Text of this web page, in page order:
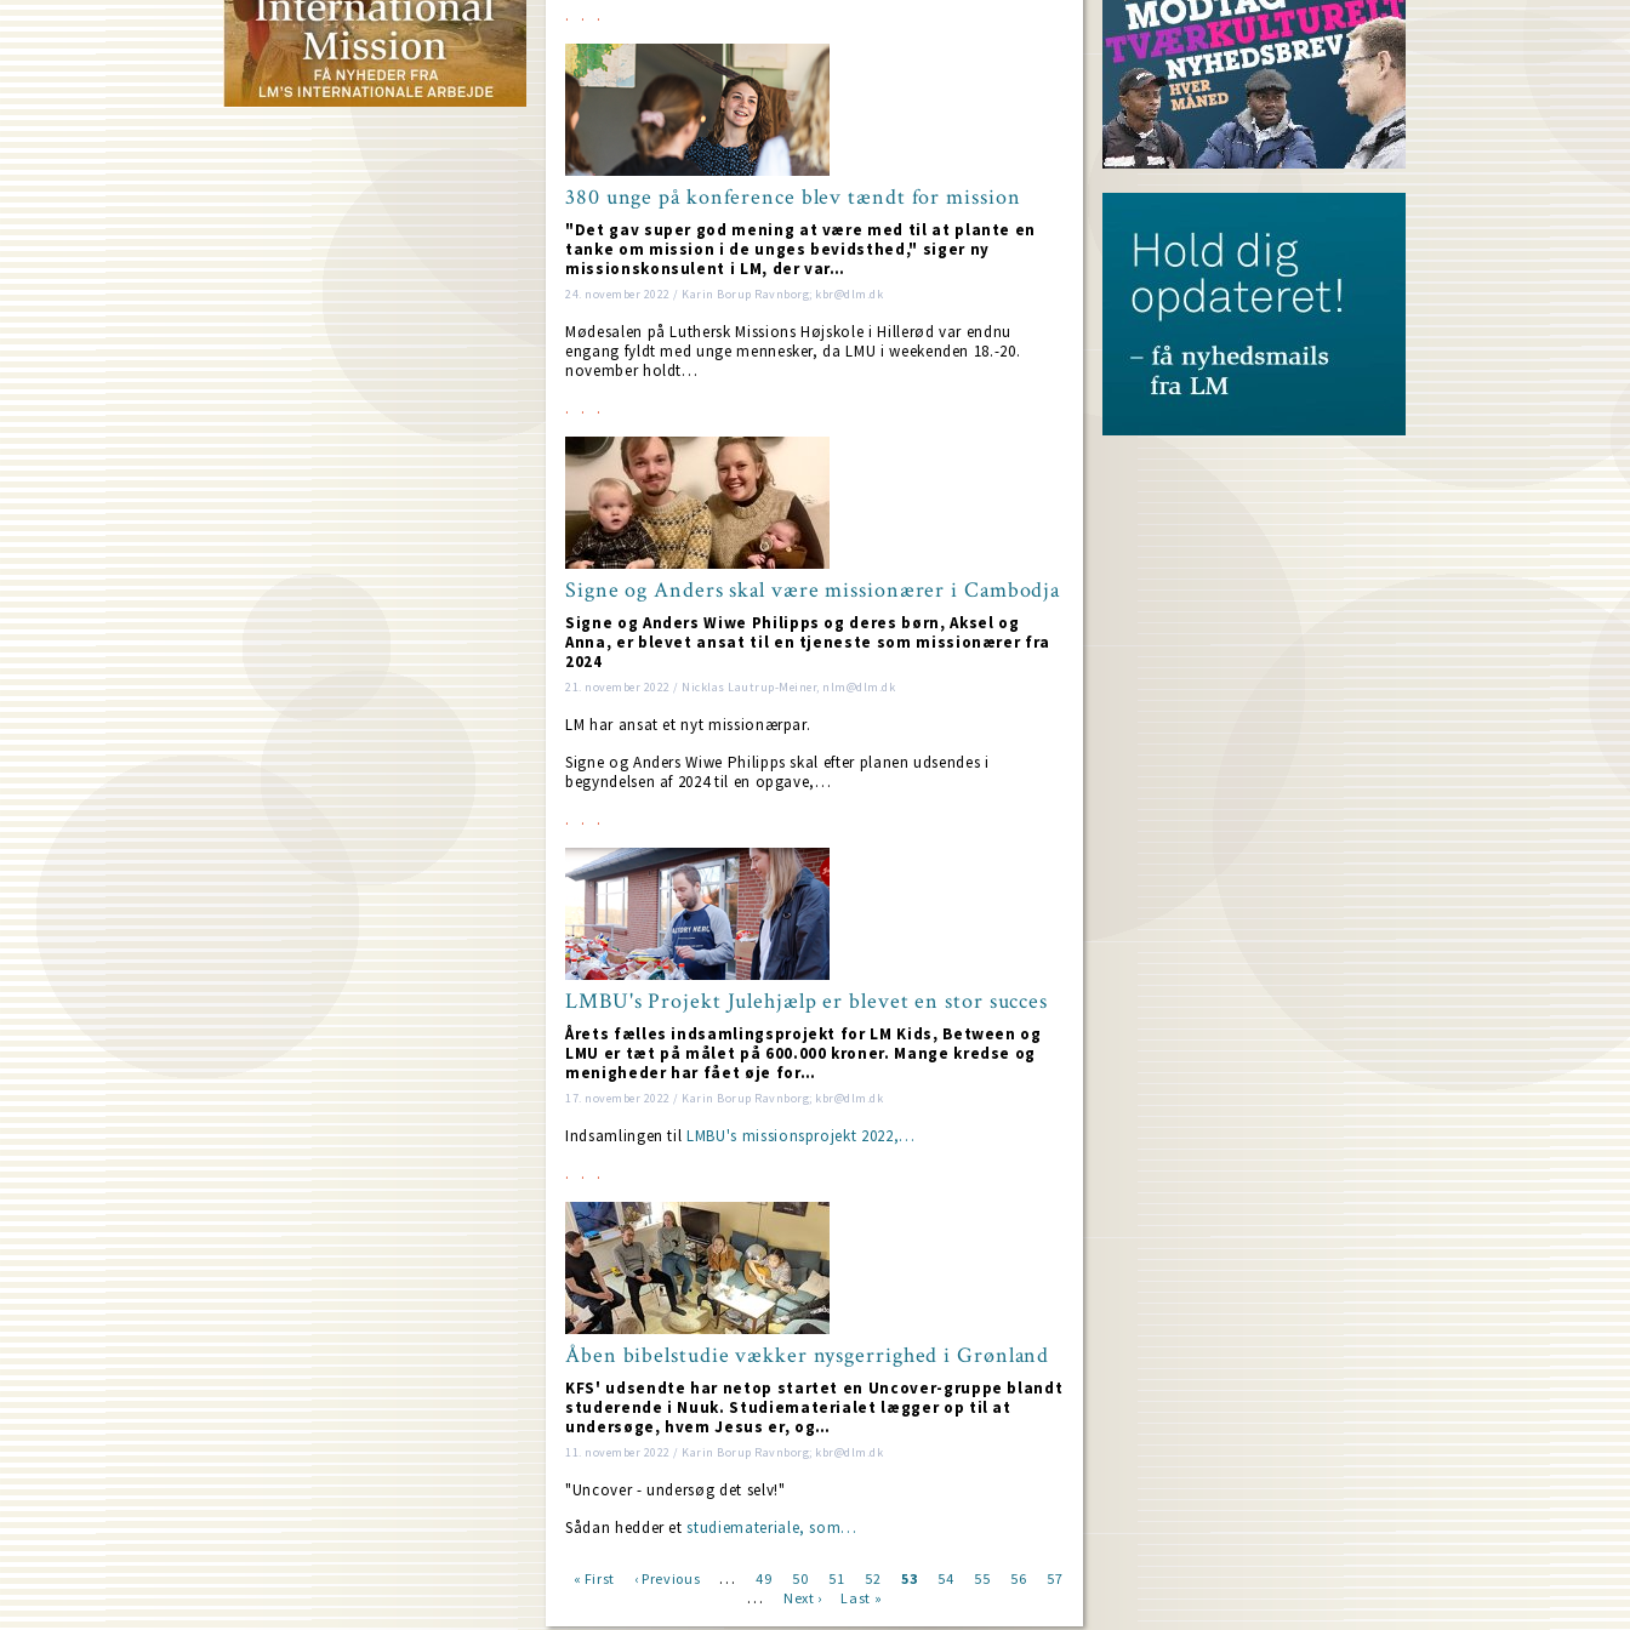
380 unge på konference blev tændt for mission
"Det gav super god mening at være med til at plante en
tanke om mission i de unges bevidsthed," siger ny
missionskonsulent i LM, der var…
24. november 2022 / Karin Borup Ravnborg; kbr@dlm.dk
Mødesalen på Luthersk Missions Højskole i Hillerød var endnu
engang fyldt med unge mennesker, da LMU i weekenden 18.-20.
november holdt…
Signe og Anders skal være missionærer i Cambodja
Signe og Anders Wiwe Philipps og deres børn, Aksel og
Anna, er blevet ansat til en tjeneste som missionærer fra
2024
21. november 2022 / Nicklas Lautrup-Meiner, nlm@dlm.dk
LM har ansat et nyt missionærpar.
Signe og Anders Wiwe Philipps skal efter planen udsendes i
begyndelsen af 2024 til en opgave,…
LMBU's Projekt Julehjælp er blevet en stor succes
Årets fælles indsamlingsprojekt for LM Kids, Between og
LMU er tæt på målet på 600.000 kroner. Mange kredse og
menigheder har fået øje for…
17. november 2022 / Karin Borup Ravnborg; kbr@dlm.dk
Indsamlingen tilLMBU's missionsprojekt 2022,…
Åben bibelstudie vækker nysgerrighed i Grønland
KFS' udsendte har netop startet en Uncover-gruppe blandt
studerende i Nuuk. Studiematerialet lægger op til at
undersøge, hvem Jesus er, og…
11. november 2022 / Karin Borup Ravnborg; kbr@dlm.dk
"Uncover - undersøg det selv!"
Sådan hedder etstudiemateriale, som…
First
« First
Previous
‹ Previous … Page
49 Page
50 Page
51 Page
52
Current
53 Page
54 Page
55 Page
56 Page
57
…
Next
Next ›
Last
Last »